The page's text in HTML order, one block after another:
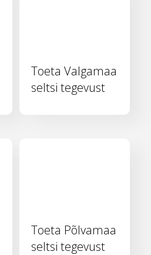
Toeta Valgamaa
seltsi tegevust
Toeta Põlvamaa
seltsi tegevust